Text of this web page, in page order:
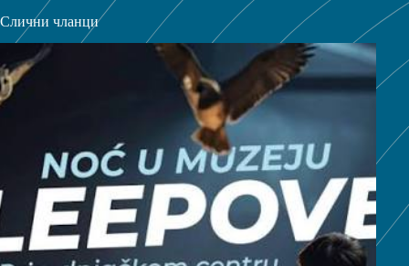
Слични чланци